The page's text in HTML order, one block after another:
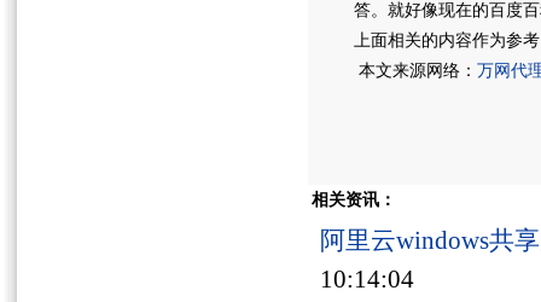
答。就好像现在的百度
上面相关的内容作为参
本文来源网络： 万网代
相关资讯：
阿里云windows共
10:14:04